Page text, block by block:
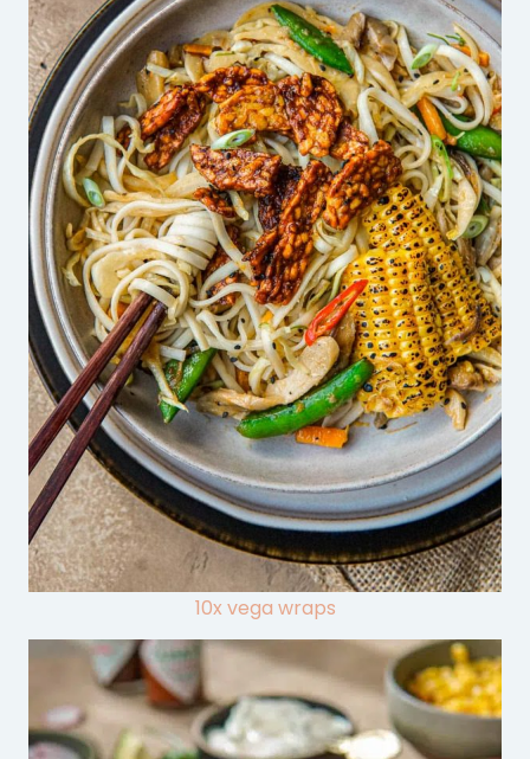
10x vega wraps